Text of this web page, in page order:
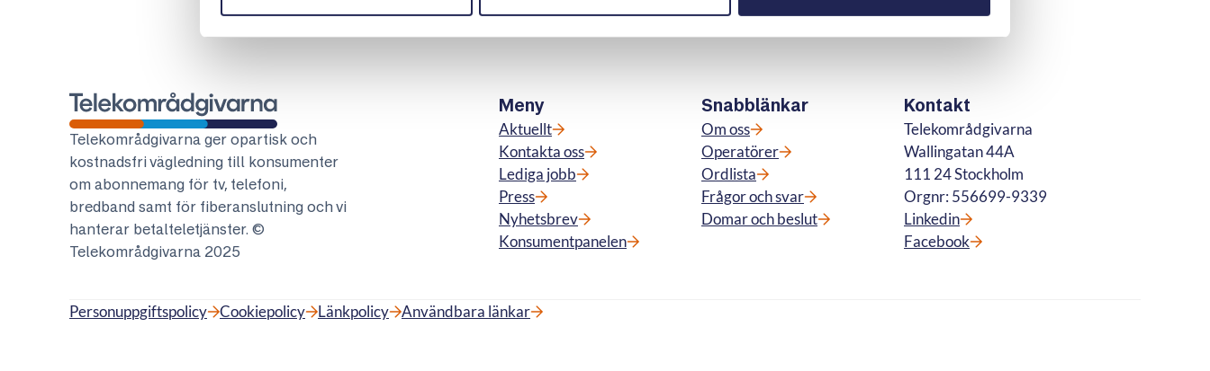
Telekområdgivarna
Telekområdgivarna ger opartisk och
kostnadsfri vägledning till konsumenter
om abonnemang för tv, telefoni,
bredband samt för fiberanslutning och vi
hanterar betalteletjänster. ©
Telekområdgivarna 2025
Meny
Aktuellt
Kontakta oss
Lediga jobb
Press
Nyhetsbrev
Konsumentpanelen
Snabblänkar
Om oss
Operatörer
Ordlista
Frågor och svar
Domar och beslut
Kontakt
Telekområdgivarna
Wallingatan 44A
111 24 Stockholm
Orgnr: 556699-9339
Linkedin
Facebook
Personuppgiftspolicy Cookiepolicy Länkpolicy Användbara länkar